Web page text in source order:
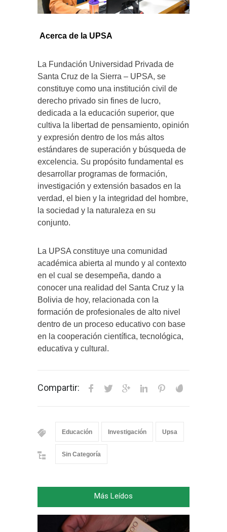
Acerca de la UPSA
La Fundación Universidad Privada de
Santa Cruz de la Sierra – UPSA, se
constituye como una institución civil de
derecho privado sin fines de lucro,
dedicada a la educación superior, que
cultiva la libertad de pensamiento, opinión
y expresión dentro de los más altos
estándares de superación y búsqueda de
excelencia. Su propósito fundamental es
desarrollar programas de formación,
investigación y extensión basados en la
verdad, el bien y la integridad del hombre,
la sociedad y la naturaleza en su
conjunto.
La UPSA constituye una comunidad
académica abierta al mundo y al contexto
en el cual se desempeña, dando a
conocer una realidad del Santa Cruz y la
Bolivia de hoy, relacionada con la
formación de profesionales de alto nivel
dentro de un proceso educativo con base
en la cooperación científica, tecnológica,
educativa y cultural.
Compartir:
Educación Investigación Upsa
Sin Categoría
Más Leídos